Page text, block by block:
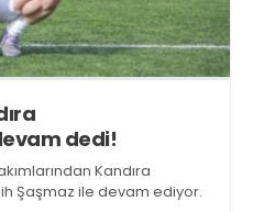
dedi!
Kandıra
Şaşmaz ile devam ediyor.